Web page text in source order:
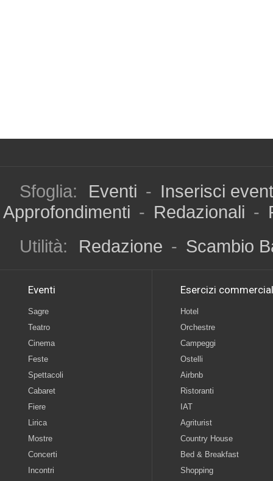
Sfoglia: Eventi - Inserisci
Approfondimenti - Redazionali -
Utilità:
Redazione - Scambio
Eventi
Sagre
Teatro
Cinema
Feste
Spettacoli
Cabaret
Fiere
Lirica
Mostre
Concerti
Incontri
Esercizi
Hotel
Orchestre
Campeggi
Ostelli
Airbnb
Ristoranti
IAT
Agriturist
Country House
Bed & Breakfast
Shopping